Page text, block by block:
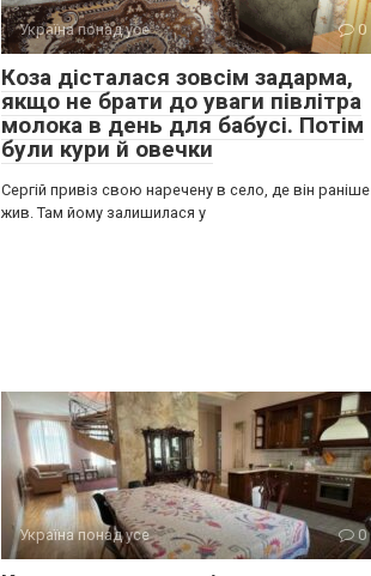
Україна понад усе 0
Коза дісталася зовсім задарма,
якщо не брати до уваги півлітра
молока в день для бабусі. Потім
були кури й овечки
Сергій привіз свою наречену в село, де він раніше
жив. Там йому залишилася у
Україна понад усе 0